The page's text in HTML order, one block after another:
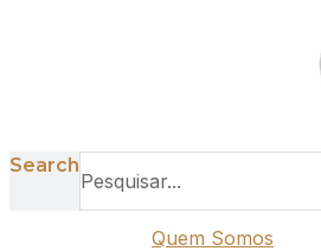
Search
Quem Somos